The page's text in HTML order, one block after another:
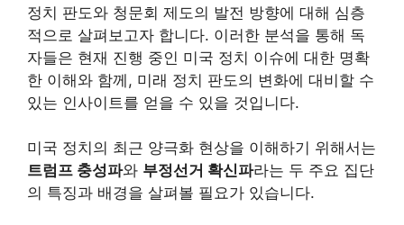
정치 판도와 청문회 제도의 발전 방향에 대해 심층
적으로 살펴보고자 합니다. 이러한 분석을 통해 독
자들은 현재 진행 중인 미국 정치 이슈에 대한 명확
한 이해와 함께, 미래 정치 판도의 변화에 대비할 수
있는 인사이트를 얻을 수 있을 것입니다.
미국 정치의 최근 양극화 현상을 이해하기 위해서는
트럼프 충성파와 부정선거 확신파라는 두 주요 집단
의 특징과 배경을 살펴볼 필요가 있습니다.